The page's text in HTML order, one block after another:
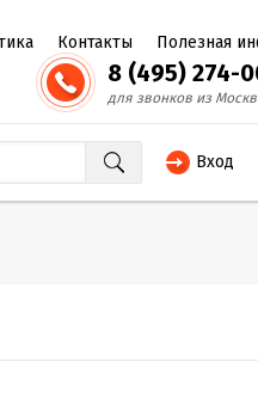
Контакты Полезная
8 (495) 274-
для звонков из
Вход